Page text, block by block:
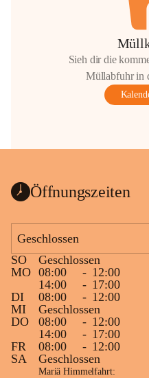
Sieh dir die
Müllabfuhr in
Öffnungszeiten
Geschlossen
SO
Geschlossen
MO 08:00 - 12:00
14:00
- 17:00
DI
08:00 - 12:00
MI
Geschlossen
DO
08:00 - 12:00
14:00
- 17:00
FR
08:00 - 12:00
SA
Geschlossen
Mariä Himmelfahrt: